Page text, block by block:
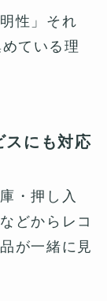
性」それ
ている理
スにも対応
・押し入
どからレコ
が一緒に見